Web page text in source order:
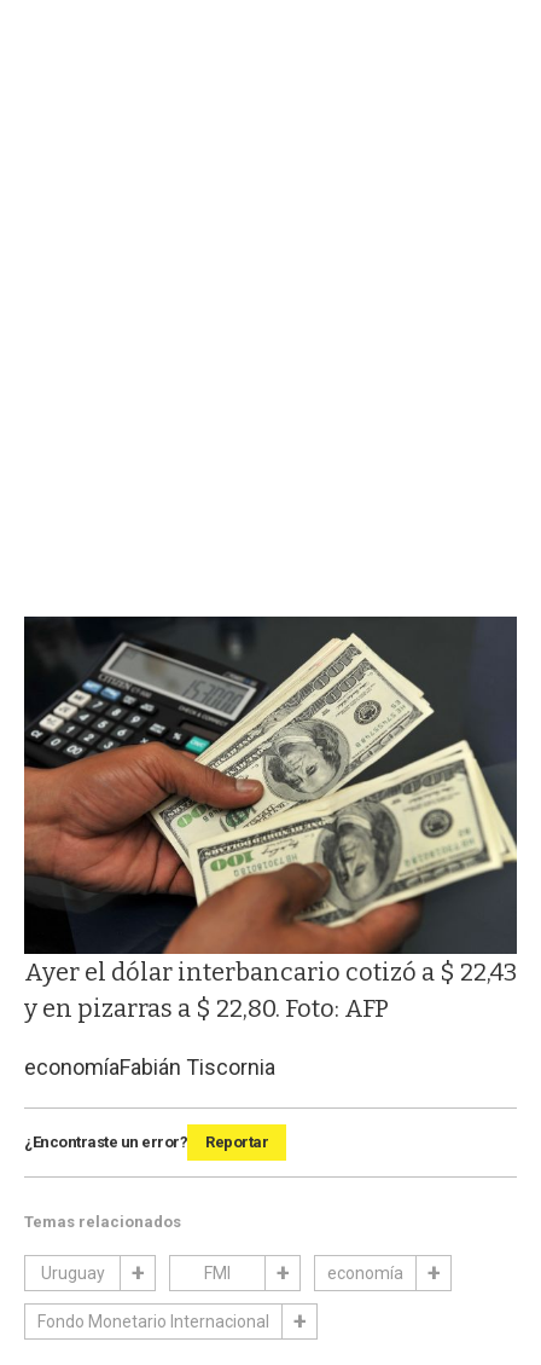
Ayer el dólar interbancario cotizó a $ 22,43
y en pizarras a $ 22,80. Foto: AFP
economíaFabián Tiscornia
¿Encontraste un error? Reportar
Temas relacionados
Uruguay FMI economía
Fondo Monetario Internacional